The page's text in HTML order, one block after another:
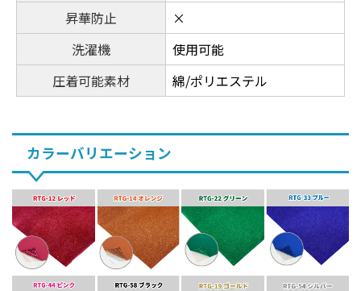
昇華防止
×
洗濯機
使用可能
圧着可能素材
綿/ポリエステル
カラーバリエーション